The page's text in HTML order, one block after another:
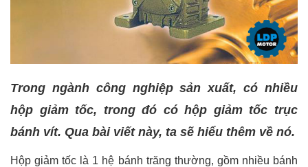
Trong ngành công nghiệp sản xuất, có nhiều
hộp giảm tốc, trong đó có hộp giảm tốc trục
bánh vít. Qua bài viết này, ta sẽ hiểu thêm về nó.
Hộp giảm tốc là 1 hệ bánh trăng thường, gồm nhiều bánh